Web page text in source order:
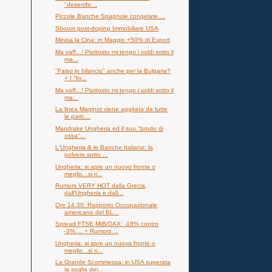
"desertific...
Piccole Banche Spagnole congelate....
Sboom post-doping Immobiliare USA
Minkia la Cina: in Maggio +50% di Export
Ma vaff...! Piuttosto mi tengo i soldi sotto il
ma...
"Falso in bilancio" anche per la Bulgaria?
+ I "fo...
Ma vaff...! Piuttosto mi tengo i soldi sotto il
ma...
La linea Maginot viene aggirata da tutte
le parti:...
Mandrake Ungheria ed il suo "brodo di
ossa"...
L'Ungheria & le Banche Italiane: la
polvere sotto ...
Ungheria: si apre un nuovo fronte o
meglio...si ri...
Rumors VERY HOT dalla Grecia,
dall'Ungheria e dall...
Ore 14.30: Rapporto Occupazionale
americano del BL...
Spread FTSE MIB/DAX: -18% contro
-3%.... + Rumors ...
Ungheria: si apre un nuovo fronte o
meglio...si ri...
La Grande Scommessa: in USA superata
la soglia dei...